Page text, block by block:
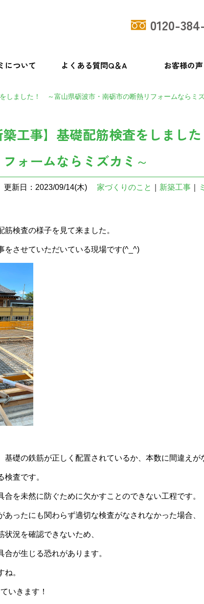
0120-
について よくある質問Q＆A お客様の声
しました！ ～富山県砺波市・南砺市の断熱リフォームならミ
築工事】基礎配筋検査をしま
ォームならミズカミ～
更新日：2023/09/14(木) 家づくりのこと 新築工事
筋検査の様子を見て来ました。
をさせていただいている現場です(^_^)
基礎の鉄筋が正しく配置されているか、本数に間違え
検査です。
合を未然に防ぐために欠かすことのできない工程です。
あったにも関わらず適切な検査がなされなかった場合、
況を確認できないため、
が生じる恐れがあります。
。
いきます！